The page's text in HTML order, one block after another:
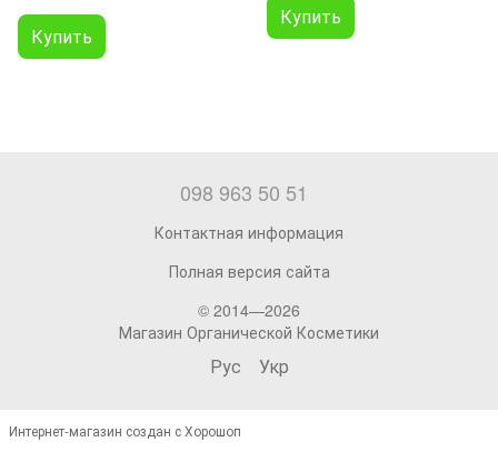
Купить
Купить
098 963 50 51
Контактная информация
Полная версия сайта
© 2014—2026
Магазин Органической Косметики
Рус Укр
Интернет-магазин создан с Хорошоп